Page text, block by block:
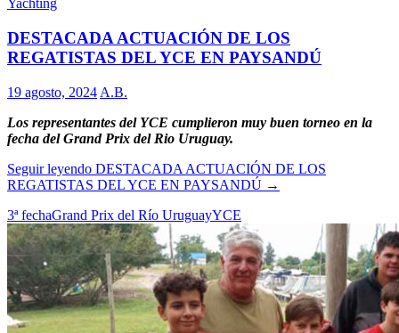
Yachting
DESTACADA ACTUACIÓN DE LOS
REGATISTAS DEL YCE EN PAYSANDÚ
19 agosto, 2024 A.B.
Los representantes del YCE cumplieron muy buen torneo en la
fecha del Grand Prix del Rio Uruguay.
Seguir leyendo DESTACADA ACTUACIÓN DE LOS
REGATISTAS DEL YCE EN PAYSANDÚ →
3ª fechaGrand Prix del Río UruguayYCE